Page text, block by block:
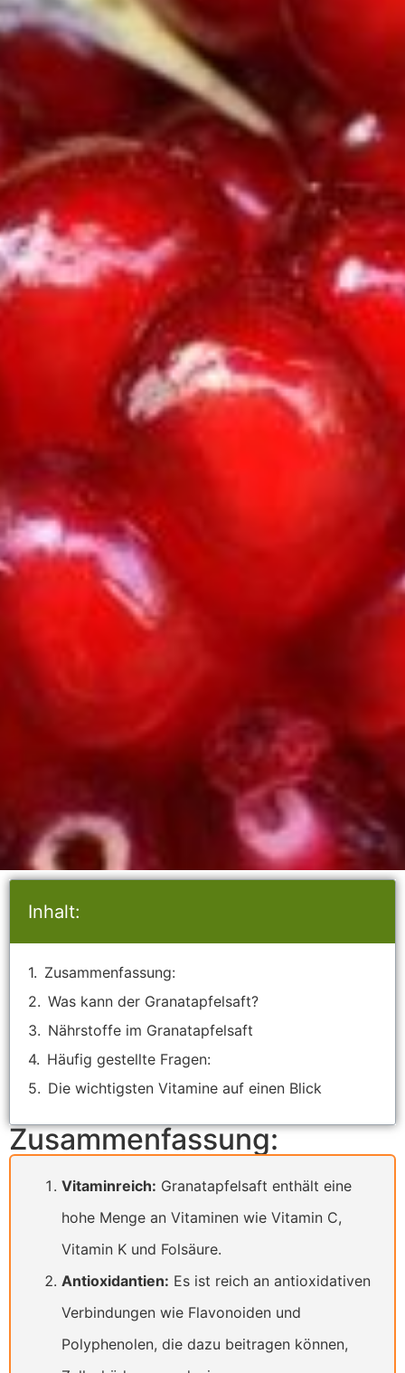
Inhalt:
Zusammenfassung:
Was kann der Granatapfelsaft?
Nährstoffe im Granatapfelsaft
Häufig gestellte Fragen:
Die wichtigsten Vitamine auf einen Blick
Zusammenfassung:
Vitaminreich: Granatapfelsaft enthält eine
hohe Menge an Vitaminen wie Vitamin C,
Vitamin K und Folsäure.
Antioxidantien: Es ist reich an antioxidativen
Verbindungen wie Flavonoiden und
Polyphenolen, die dazu beitragen können,